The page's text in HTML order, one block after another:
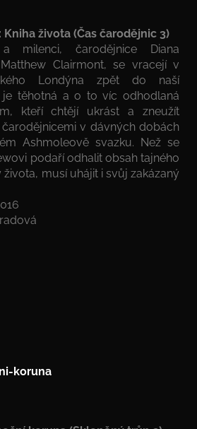
Kniha života (Čas čarodějnic 3)
milenci, čarodějnice Diana
Clairmont, se vracejí v
Londýna zpět do naší
je těhotná a o to víc odhodlaná
kteří chtějí ukrást a zneužít
v dávných dobách
Ashmoleově svazku. Než se
podaří odhalit obsah tajného
života, musí uhájit i svůj zakázaný